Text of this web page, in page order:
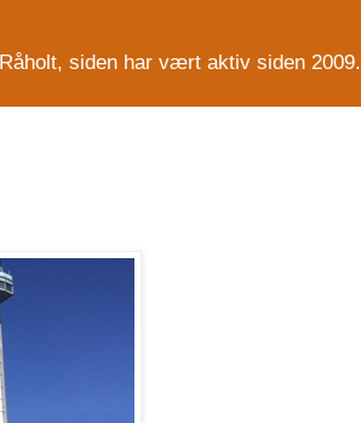
siden har vært aktiv siden 2009.